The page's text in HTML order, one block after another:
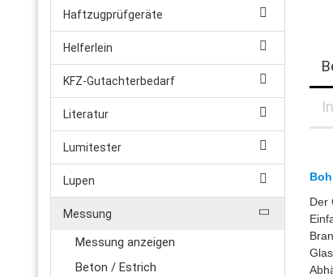
Der
Haftzugprüfgeräte
Helferlein
KFZ-Gutachterbedarf
Literatur
Lumitester
Lupen
Messung
Messung anzeigen
Beton / Estrich